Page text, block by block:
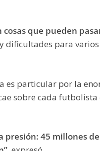
que pueden
dificultades para
es particular por la
sobre cada futbolista
presión: 45 millones de